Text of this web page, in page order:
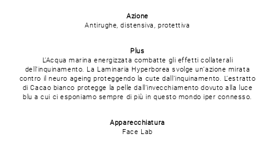
Azione
Antirughe, distensiva, protettiva
Plus
L’Acqua marina energizzata combatte gli effetti collaterali
dell’inquinamento. La Laminaria Hyperborea svolge un’azione mirata
contro il neuro ageing proteggendo la cute dall’inquinamento. L’estratto
di Cacao bianco protegge la pelle dall’invecchiamento dovuto alla luce
blu a cui ci esponiamo sempre di più in questo mondo iper connesso.
Apparecchiatura
Face Lab